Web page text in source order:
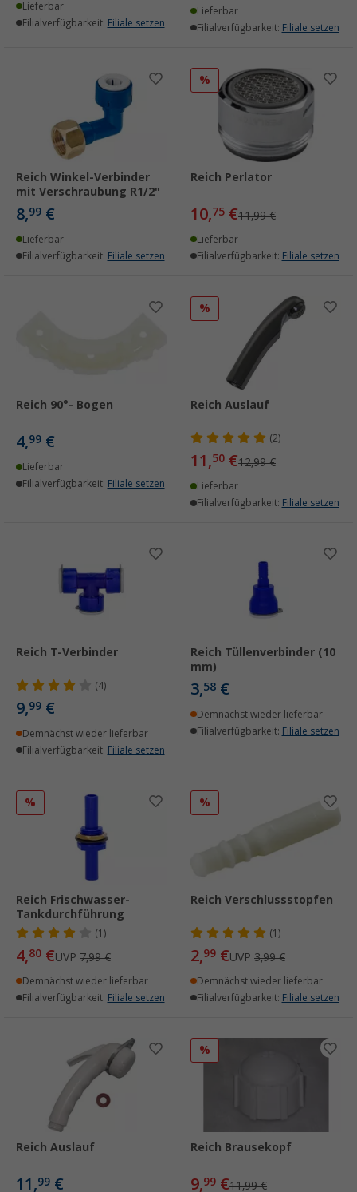
Lieferbar
Filialverfügbarkeit: Filiale setzen
Lieferbar
Filialverfügbarkeit: Filiale setzen
Reich Winkel-Verbinder
mit Verschraubung R1/2"
8,99 €
Lieferbar
Filialverfügbarkeit: Filiale setzen
%
Reich Perlator
10,75 €11,99 €
Lieferbar
Filialverfügbarkeit: Filiale setzen
Reich 90°- Bogen
4,99 €
Lieferbar
Filialverfügbarkeit: Filiale setzen
%
Reich Auslauf
(2)
11,50 €12,99 €
Lieferbar
Filialverfügbarkeit: Filiale setzen
Reich T-Verbinder
(4)
9,99 €
Demnächst wieder lieferbar
Filialverfügbarkeit: Filiale setzen
Reich Tüllenverbinder (10
mm)
3,58 €
Demnächst wieder lieferbar
Filialverfügbarkeit: Filiale setzen
%
Reich Frischwasser-
Tankdurchführung
(1)
4,80 €UVP 7,99 €
Demnächst wieder lieferbar
Filialverfügbarkeit: Filiale setzen
%
Reich Verschlussstopfen
(1)
2,99 €UVP 3,99 €
Demnächst wieder lieferbar
Filialverfügbarkeit: Filiale setzen
Reich Auslauf
11,99 €
%
Reich Brausekopf
9,99 €11,99 €